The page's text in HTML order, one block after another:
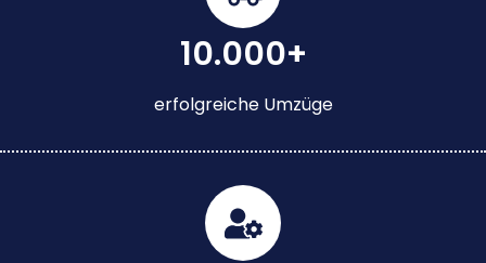
10.000+
erfolgreiche Umzüge